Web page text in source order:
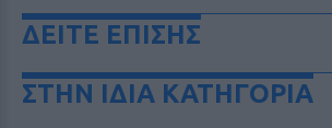
ΔΕΙΤΕ ΕΠΙΣΗΣ
ΣΤΗΝ ΙΔΙΑ ΚΑΤΗΓΟΡΙΑ